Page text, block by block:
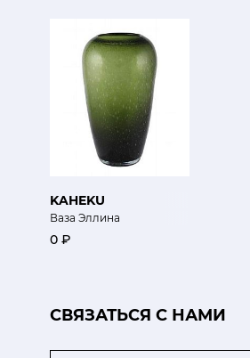
KAHEKU
Ваза Эллина
0 ₽
CВЯЗАТЬСЯ С НАМИ